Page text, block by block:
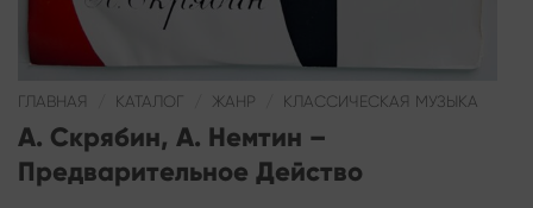
ГЛАВНАЯ КАТАЛОГ ЖАНР КЛАССИЧЕСКАЯ МУЗЫКА
А. Скрябин, А. Немтин –
Предварительное Действо